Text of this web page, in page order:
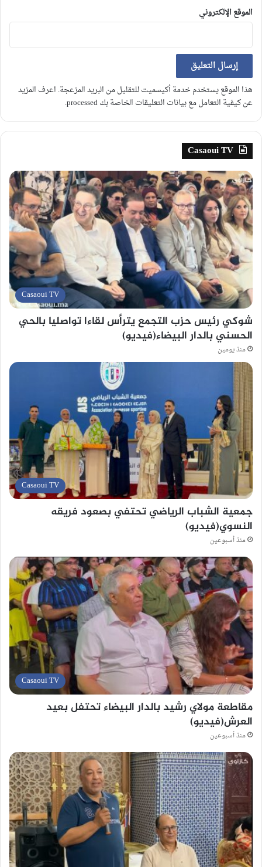
الموقع الإلكتروني
هذا الموقع يستخدم خدمة أكيسميت للتقليل من البريد المزعجة. اعرف المزيد
عن كيفية التعامل مع بيانات التعليقات الخاصة بك processed
.
Casaoui TV
Casaoui TV
شوكي رئيس حزب التجمع يترأس لقاءا تواصليا بالحي
الحسني بالدار البيضاء(فيديو)
منذ يومين
Casaoui TV
جمعية الشباب الرياضي تحتفي بصعود فريقه
النسوي(فيديو)
منذ أسبوعين
Casaoui TV
مقاطعة مولاي رشيد بالدار البيضاء تحتفل بعيد
العرش(فيديو)
منذ أسبوعين